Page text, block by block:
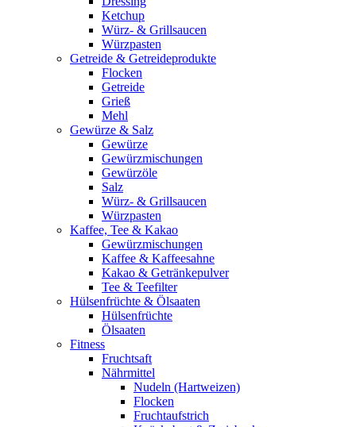
Ketchup
Würz- & Grillsaucen
Würzpasten
Getreide & Getreideprodukte
Flocken
Getreide
Grieß
Mehl
Gewürze & Salz
Gewürze
Gewürzmischungen
Gewürzöle
Salz
Würz- & Grillsaucen
Würzpasten
Kaffee, Tee & Kakao
Gewürzmischungen
Kaffee & Kaffeesahne
Kakao & Getränkepulver
Tee & Teefilter
Hülsenfrüchte & Ölsaaten
Hülsenfrüchte
Ölsaaten
Fitness
Fruchtsaft
Nährmittel
Nudeln (Hartweizen)
Flocken
Fruchtaufstrich